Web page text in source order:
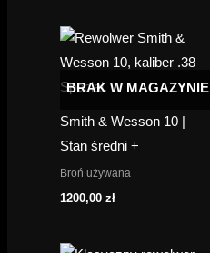
BRAK W MAGAZYNIE
Smith & Wesson 10 |
Stan średni +
Broń używana
1200,00zł